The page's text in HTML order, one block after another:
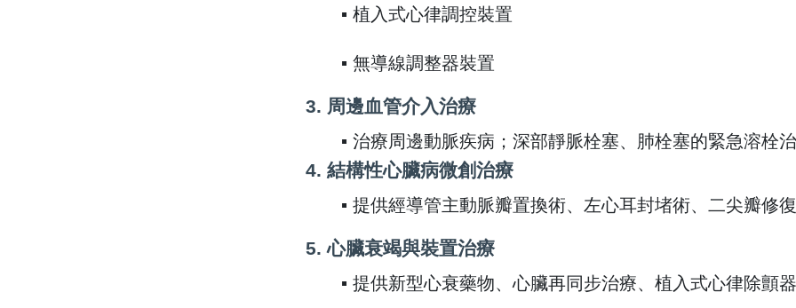
▪ 植入式心律調控裝置
▪ 無導線調整器裝置
3. 周邊血管介入治療
▪ 治療周邊動脈疾病；深部靜脈栓塞、肺栓塞的緊急溶栓
4. 結構性心臟病微創治療
▪ 提供經導管主動脈瓣置換術、左心耳封堵術、二尖瓣修
5.心臟衰竭與裝置治療
▪ 提供新型心衰藥物、心臟再同步治療、植入式心律除顫器